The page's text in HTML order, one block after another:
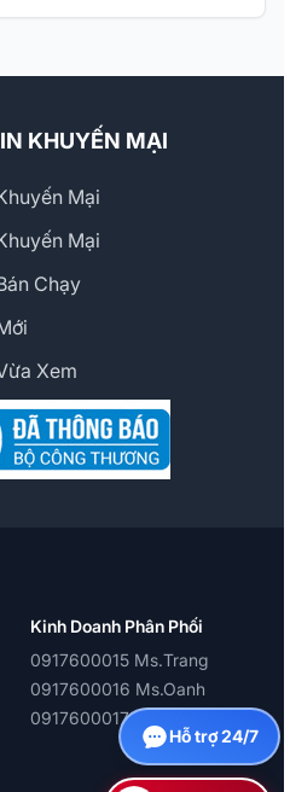
KHUYẾN MẠI
Mại
Mại
Chạy
Xem
Kinh Doanh Phân Phối
0917600015 Ms.Trang
0917600016 Ms.Oanh
0917600017 Ms.Quỳnh
Hỗ trợ 24/7